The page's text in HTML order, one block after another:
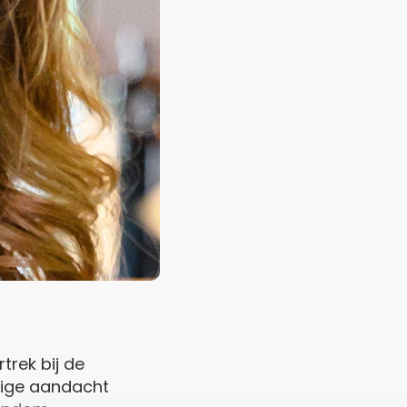
bij de
aandacht